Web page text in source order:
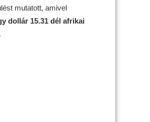
mutatott, amivel
dollár 15.31 dél afrikai
.